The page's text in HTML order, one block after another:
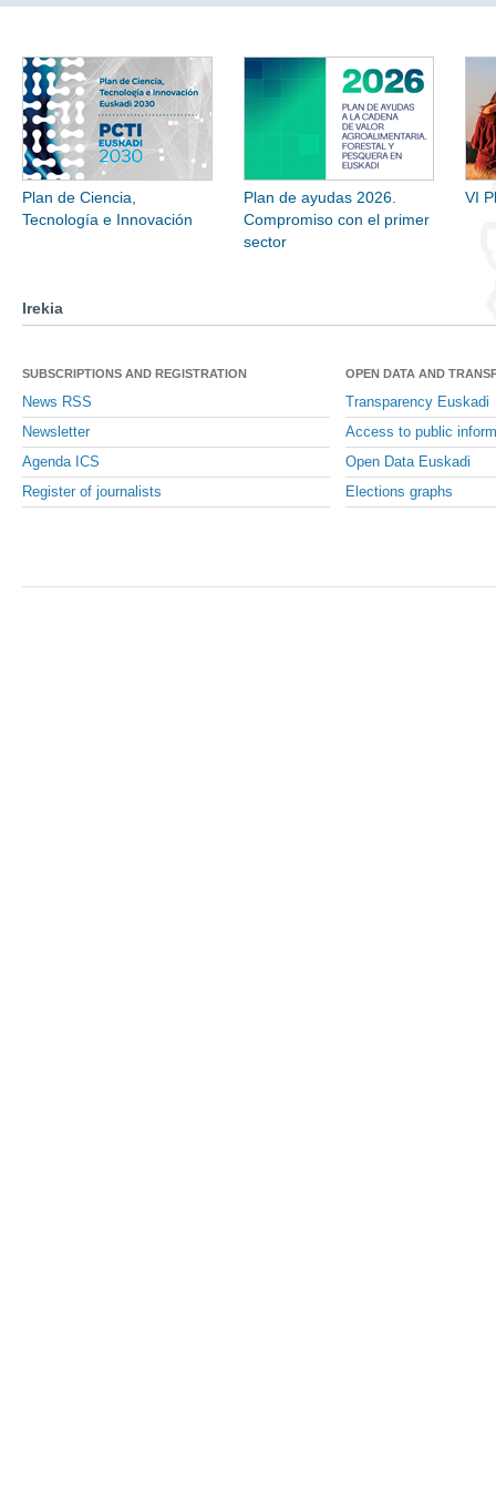
Plan de Ciencia,
Tecnología e Innovación
Plan de ayudas 2026.
Compromiso con el primer
sector
VI
Irekia
SUBSCRIPTIONS AND REGISTRATION
News RSS
Newsletter
Agenda ICS
Register of journalists
OPEN DATA AND
Transparency Euskadi
Access to public
Open Data Euskadi
Elections graphs